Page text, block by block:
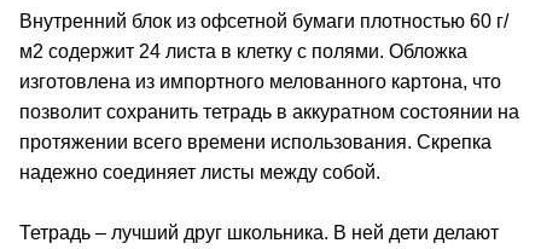
Внутренний блок из офсетной бумаги плотностью 60 г/
м2 содержит 24 листа в клетку с полями. Обложка
изготовлена из импортного мелованного картона, что
позволит сохранить тетрадь в аккуратном состоянии на
протяжении всего времени использования. Скрепка
надежно соединяет листы между собой.
Тетрадь – лучший друг школьника. В ней дети делают